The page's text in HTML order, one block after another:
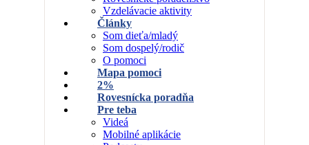
Vzdelávacie aktivity
Články
Som dieťa/mladý
Som dospelý/rodič
O pomoci
Mapa pomoci
2%
Rovesnícka poradňa
Pre teba
Videá
Mobilné aplikácie